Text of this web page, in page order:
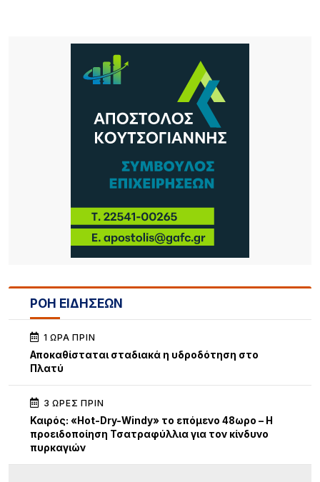
ΡΟΗ ΕΙΔΗΣΕΩΝ
1 ΏΡΑ ΠΡΙΝ
Αποκαθίσταται σταδιακά η υδροδότηση στο
Πλατύ
3 ΏΡΕΣ ΠΡΙΝ
Καιρός: «Hot-Dry-Windy» το επόμενο 48ωρο – Η
προειδοποίηση Τσατραφύλλια για τον κίνδυνο
πυρκαγιών